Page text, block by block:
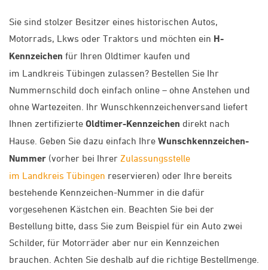
Sie sind stolzer Besitzer eines historischen Autos,
Motorrads, Lkws oder Traktors und möchten ein H-
Kennzeichen für Ihren Oldtimer kaufen und
im Landkreis Tübingen zulassen? Bestellen Sie Ihr
Nummernschild doch einfach online – ohne Anstehen und
ohne Wartezeiten. Ihr Wunschkennzeichenversand liefert
Ihnen zertifizierte Oldtimer-Kennzeichen direkt nach
Hause. Geben Sie dazu einfach Ihre Wunschkennzeichen-
Nummer (vorher bei Ihrer Zulassungsstelle
im Landkreis Tübingen reservieren) oder Ihre bereits
bestehende Kennzeichen-Nummer in die dafür
vorgesehenen Kästchen ein. Beachten Sie bei der
Bestellung bitte, dass Sie zum Beispiel für ein Auto zwei
Schilder, für Motorräder aber nur ein Kennzeichen
brauchen. Achten Sie deshalb auf die richtige Bestellmenge.